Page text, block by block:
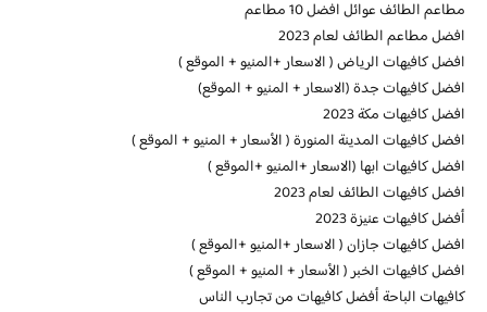
مطاعم الطائف عوائل افضل 10 مطاعم
افضل مطاعم الطائف لعام 2023
افضل كافيهات الرياض ( الاسعار +المنيو + الموقع )
افضل كافيهات جدة (الاسعار + المنيو + الموقع)
افضل كافيهات مكة 2023
افضل كافيهات المدينة المنورة ( الأسعار + المنيو + الموقع )
افضل كافيهات ابها (الاسعار +المنيو +الموقع )
افضل كافيهات الطائف لعام 2023
أفضل كافيهات عنيزة 2023
افضل كافيهات جازان ( الاسعار +المنيو +الموقع )
افضل كافيهات الخبر ( الأسعار + المنيو + الموقع )
كافيهات الباحة أفضل كافيهات من تجارب الناس